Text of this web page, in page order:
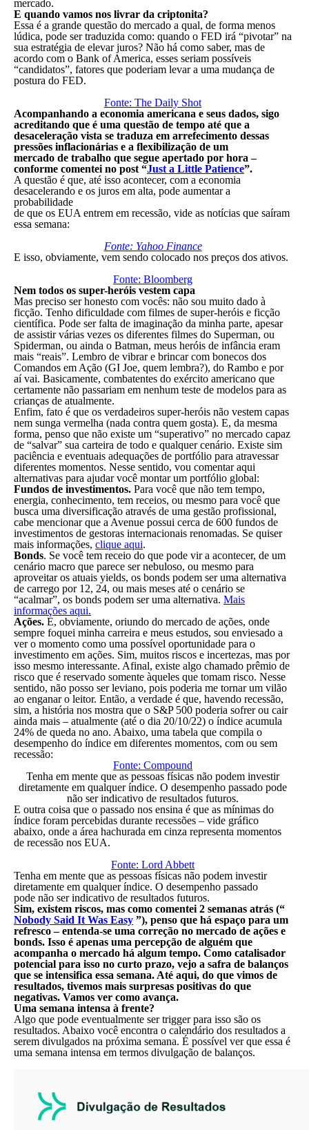
mercado.
E quando vamos nos livrar da criptonita?
Essa é a grande questão do mercado a qual, de forma menos
lúdica, pode ser traduzida como: quando o FED irá “pivotar” na
sua estratégia de elevar juros? Não há como saber, mas de
acordo com o Bank of America, esses seriam possíveis
“candidatos”, fatores que poderiam levar a uma mudança de
postura do FED.
Fonte: The Daily Shot
Acompanhando a economia americana e seus dados, sigo
acreditando que é uma questão de tempo até que a
desaceleração vista se traduza em arrefecimento dessas
pressões inflacionárias e a flexibilização de um
mercado de trabalho que segue apertado por hora –
conforme comentei no post “Just a Little Patience”.
A questão é que, até isso acontecer, com a economia
desacelerando e os juros em alta, pode aumentar a
probabilidade
de que os EUA entrem em recessão, vide as notícias que saíram
essa semana:
Fonte: Yahoo Finance
E isso, obviamente, vem sendo colocado nos preços dos ativos.
Fonte: Bloomberg
Nem todos os super-heróis vestem capa
Mas preciso ser honesto com vocês: não sou muito dado à
ficção. Tenho dificuldade com filmes de super-heróis e ficção
científica. Pode ser falta de imaginação da minha parte, apesar
de assistir várias vezes os diferentes filmes do Superman, ou
Spiderman, ou ainda o Batman, meus heróis de infância eram
mais “reais”. Lembro de vibrar e brincar com bonecos dos
Comandos em Ação (GI Joe, quem lembra?), do Rambo e por
aí vai. Basicamente, combatentes do exército americano que
certamente não passariam em nenhum teste de modelos para as
crianças de atualmente.
Enfim, fato é que os verdadeiros super-heróis não vestem capas
nem sunga vermelha (nada contra quem gosta). E, da mesma
forma, penso que não existe um “superativo” no mercado capaz
de “salvar” sua carteira de todo e qualquer cenário. Existe sim
paciência e eventuais adequações de portfólio para atravessar
diferentes momentos. Nesse sentido, vou comentar aqui
alternativas para ajudar você montar um portfólio global:
Fundos de investimentos. Para você que não tem tempo,
energia, conhecimento, tem receios, ou mesmo para você que
busca uma diversificação através de uma gestão profissional,
cabe mencionar que a Avenue possui cerca de 600 fundos de
investimentos de gestoras internacionais renomadas. Se quiser
mais informações, clique aqui.
Bonds. Se você tem receio do que pode vir a acontecer, de um
cenário macro que parece ser nebuloso, ou mesmo para
aproveitar os atuais yields, os bonds podem ser uma alternativa
de carrego por 12, 24, ou mais meses até o cenário se
“acalmar”, os bonds podem ser uma alternativa. Mais
informações aqui.
Ações. E, obviamente, oriundo do mercado de ações, onde
sempre foquei minha carreira e meus estudos, sou enviesado a
ver o momento como uma possível oportunidade para o
investimento em ações. Sim, muitos riscos e incertezas, mas por
isso mesmo interessante. Afinal, existe algo chamado prêmio de
risco que é reservado somente àqueles que tomam risco. Nesse
sentido, não posso ser leviano, pois poderia me tornar um vilão
ao enganar o leitor. Então, a verdade é que, havendo recessão,
sim, a história nos mostra que o S&P 500 poderia sofrer ou cair
ainda mais – atualmente (até o dia 20/10/22) o índice acumula
24% de queda no ano. Abaixo, uma tabela que compila o
desempenho do índice em diferentes momentos, com ou sem
recessão:
Fonte: Compound
Tenha em mente que as pessoas físicas não podem investir
diretamente em qualquer índice. O desempenho passado pode
não ser indicativo de resultados futuros.
E outra coisa que o passado nos ensina é que as mínimas do
índice foram percebidas durante recessões – vide gráfico
abaixo, onde a área hachurada em cinza representa momentos
de recessão nos EUA.
Fonte: Lord Abbett
Tenha em mente que as pessoas físicas não podem investir
diretamente em qualquer índice. O desempenho passado
pode não ser indicativo de resultados futuros.
Sim, existem riscos, mas como comentei 2 semanas atrás (“
Nobody Said It Was Easy ”), penso que há espaço para um
refresco – entenda-se uma correção no mercado de ações e
bonds. Isso é apenas uma percepção de alguém que
acompanha o mercado há algum tempo. Como catalisador
potencial para isso no curto prazo, vejo a safra de balanços
que se intensifica essa semana. Até aqui, do que vimos de
resultados, tivemos mais surpresas positivas do que
negativas. Vamos ver como avança.
Uma semana intensa à frente?
Algo que pode eventualmente ser trigger para isso são os
resultados. Abaixo você encontra o calendário dos resultados a
serem divulgados na próxima semana. É possível ver que essa é
uma semana intensa em termos divulgação de balanços.